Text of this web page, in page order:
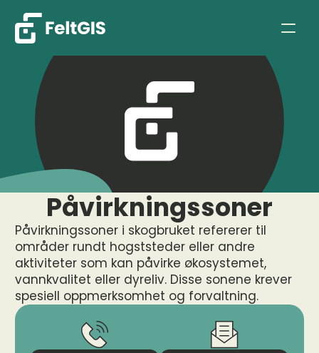
Påvirkningssoner
Påvirkningssoner i skogbruket refererer til
områder rundt hogststeder eller andre
aktiviteter som kan påvirke økosystemet,
vannkvalitet eller dyreliv. Disse sonene krever
spesiell oppmerksomhet og forvaltning.